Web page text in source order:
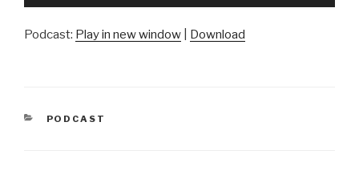
Podcast: Play in new window Download
CATEGORÍAS
PODCAST